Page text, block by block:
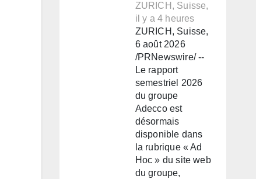
ZURICH, Suisse,
il y a 4 heures
ZURICH, Suisse,
6 août 2026
/PRNewswire/ --
Le rapport
semestriel 2026
du groupe
Adecco est
désormais
disponible dans
la rubrique « Ad
Hoc » du site web
du groupe,